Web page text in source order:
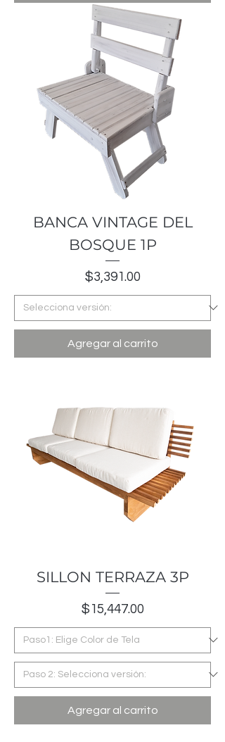
BANCA VINTAGE DEL
BOSQUE 1P
Precio
$3,391.00
Agregar al carrito
SILLON TERRAZA 3P
Precio
$15,447.00
Agregar al carrito